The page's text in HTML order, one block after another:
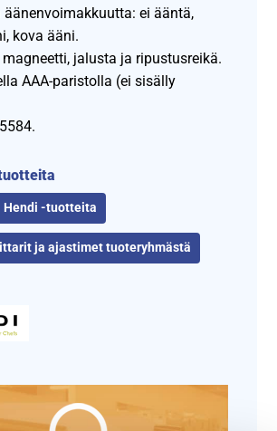
äänenvoimakkuutta: ei ääntä,
kova ääni.
jalusta ja ripustusreikä.
AAA-paristolla (ei sisälly
Hendi -tuotteita
ja ajastimet tuoteryhmästä